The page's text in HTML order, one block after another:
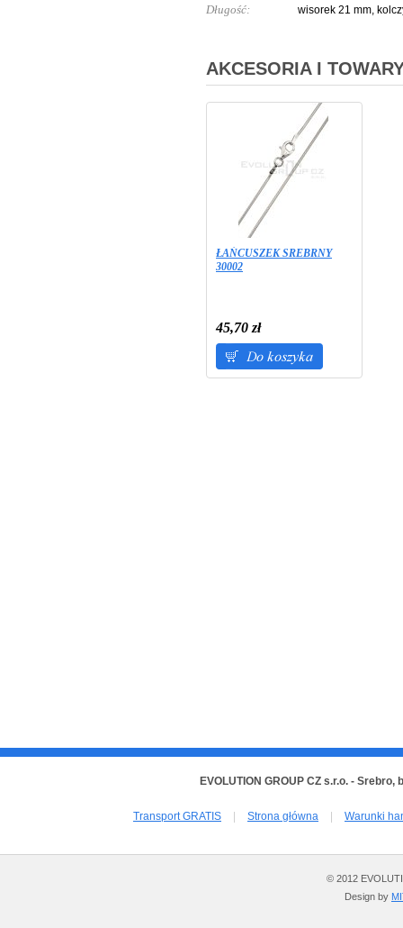
Długość: wisorek 21 mm,
AKCESORIA I
ŁAŃCUSZEK SREBRNY
30002
45,70 zł
EVOLUTION GROUP CZ s.r.o. -
Transport GRATIS Strona główna Warunki
© 2012
Design by